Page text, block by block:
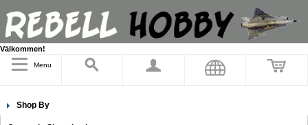
Välkommen!
Menu
Shop By